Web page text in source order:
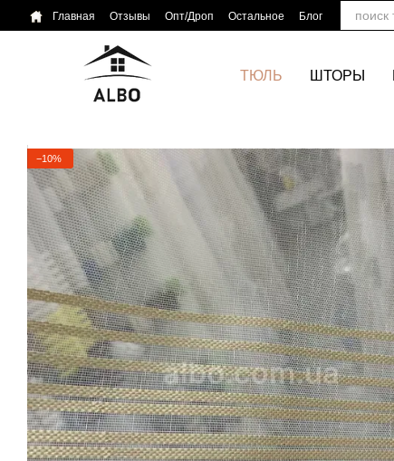
Перейти к основному контенту
Главная Отзывы Опт/Дроп Остальное Блог
ТЮЛЬ ШТОРЫ
−10%